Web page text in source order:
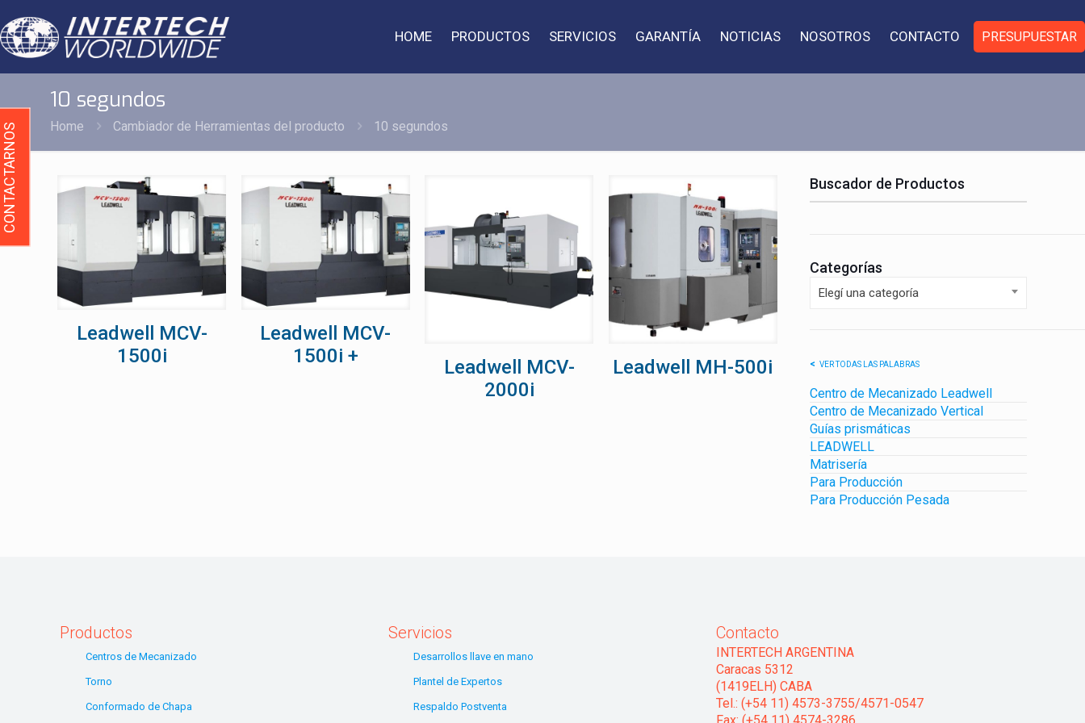
HOME PRODUCTOS SERVICIOS GARANTÍA NOTICIAS NOSOTROS CONTACTO PRESUPUESTAR
10 segundos
Home Cambiador de Herramientas del producto 10 segundos
Leadwell MCV-
1500i
Leadwell MCV-
1500i +
Leadwell MCV-
2000i
Leadwell MH-500i
Buscador de Productos
Categorías
Elegí una categoría
VER TODAS LAS PALABRAS
Centro de Mecanizado Leadwell
Centro de Mecanizado Vertical
Guías prismáticas
LEADWELL
Matrisería
Para Producción
Para Producción Pesada
Productos
Centros de Mecanizado
Torno
Conformado de Chapa
Servicios
Desarrollos llave en mano
Plantel de Expertos
Respaldo Postventa
Contacto
INTERTECH ARGENTINA
Caracas 5312
(1419ELH) CABA
Tel.: (+54 11) 4573-3755/4571-0547
CONTACTARNOS